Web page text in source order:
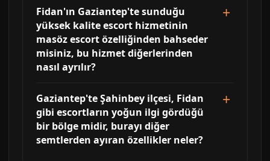
Fidan'ın Gaziantep'te sunduğu
yüksek kalite escort hizmetinin
masöz escort özelliğinden bahseder
misiniz, bu hizmet diğerlerinden
nasıl ayrılır?
Gaziantep'te Şahinbey ilçesi, Fidan
gibi escortların yoğun ilgi gördüğü
bir bölge midir, burayı diğer
semtlerden ayıran özellikler neler?